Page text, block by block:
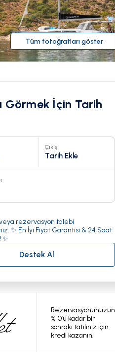
Tüm fotoğrafları göster
Görmek İçin Tarih
Çıkış
Tarih Ekle
rezervasyon talebi
✨ En İyi Fiyat Garantisi & 24 Saat
Destek Al
Rezervasyonunuzun
%10’u kadar bir
sonraki tatiliniz için
kredi kazanın!